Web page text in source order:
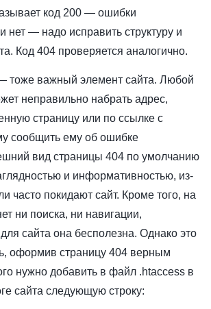
код 200 — ошибки
нет — надо исправить структуру и
Код 404 проверяется аналогично.
тоже важный элемент сайта. Любой
неправильно набрать адрес,
страницу или по ссылке с
сообщить ему об ошибке
вид страницы 404 по умолчанию
и информативностью, из-
часто покидают сайт. Кроме того, на
ни поиска, ни навигации,
сайта она бесполезна. Однако это
оформив страницу 404 верным
нужно добавить в файл .htaccess в
сайта следующую строку: